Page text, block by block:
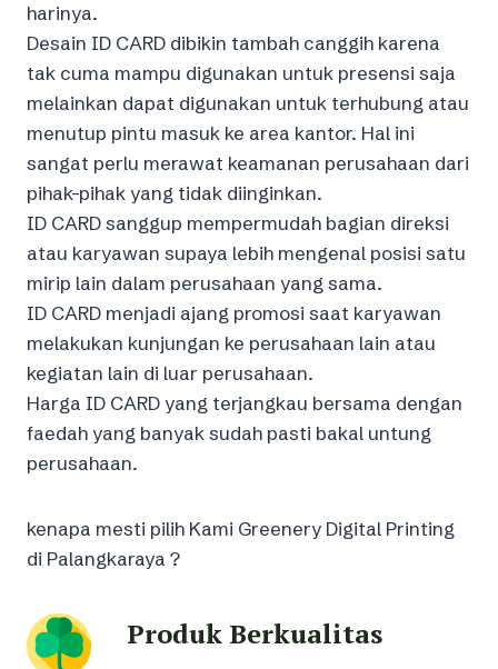
harinya.
Desain ID CARD dibikin tambah canggih karena
tak cuma mampu digunakan untuk presensi saja
melainkan dapat digunakan untuk terhubung atau
menutup pintu masuk ke area kantor. Hal ini
sangat perlu merawat keamanan perusahaan dari
pihak-pihak yang tidak diinginkan.
ID CARD sanggup mempermudah bagian direksi
atau karyawan supaya lebih mengenal posisi satu
mirip lain dalam perusahaan yang sama.
ID CARD menjadi ajang promosi saat karyawan
melakukan kunjungan ke perusahaan lain atau
kegiatan lain di luar perusahaan.
Harga ID CARD yang terjangkau bersama dengan
faedah yang banyak sudah pasti bakal untung
perusahaan.
kenapa mesti pilih Kami Greenery Digital Printing
di Palangkaraya ?
Produk Berkualitas